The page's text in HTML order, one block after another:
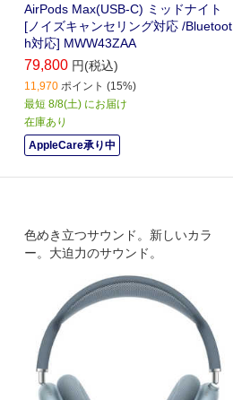
AirPods Max(USB-C) ミッドナイト
[ノイズキャンセリング対応 /Bluetoot
h対応] MWW43ZAA
79,800 円(税込)
11,970 ポイント (15%)
最短 8/8(土) にお届け
在庫あり
AppleCare承り中
色めき立つサウンド。新しいカラ
ー。大迫力のサウンド。